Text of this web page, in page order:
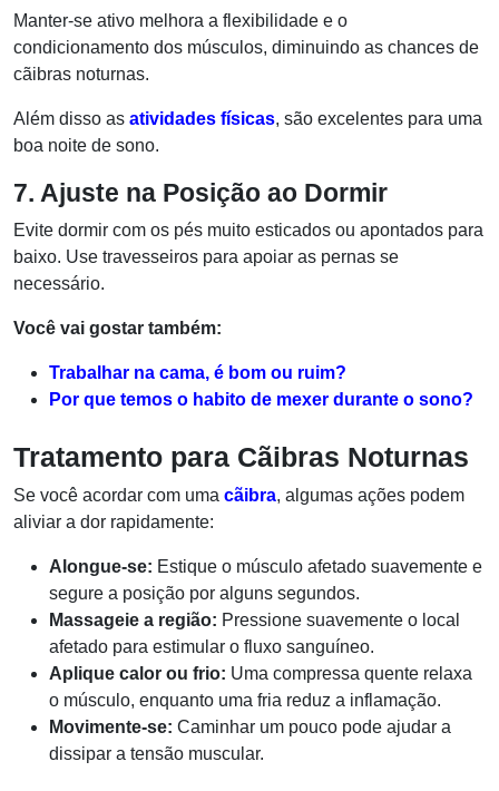
Manter-se ativo melhora a flexibilidade e o
condicionamento dos músculos, diminuindo as chances de
cãibras noturnas.
Além disso as atividades físicas, são excelentes para uma
boa noite de sono.
7. Ajuste na Posição ao Dormir
Evite dormir com os pés muito esticados ou apontados para
baixo. Use travesseiros para apoiar as pernas se
necessário.
Você vai gostar também:
Trabalhar na cama, é bom ou ruim?
Por que temos o habito de mexer durante o sono?
Tratamento para Cãibras Noturnas
Se você acordar com uma cãibra, algumas ações podem
aliviar a dor rapidamente:
Alongue-se: Estique o músculo afetado suavemente e
segure a posição por alguns segundos.
Massageie a região: Pressione suavemente o local
afetado para estimular o fluxo sanguíneo.
Aplique calor ou frio: Uma compressa quente relaxa
o músculo, enquanto uma fria reduz a inflamação.
Movimente-se: Caminhar um pouco pode ajudar a
dissipar a tensão muscular.